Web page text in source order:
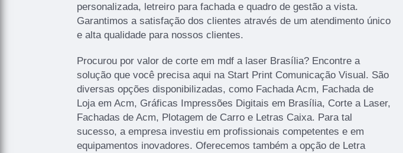
personalizada, letreiro para fachada e quadro de gestão a vista.
Garantimos a satisfação dos clientes através de um atendimento único
e alta qualidade para nossos clientes.
Procurou por valor de corte em mdf a laser Brasília? Encontre a
solução que você precisa aqui na Start Print Comunicação Visual. São
diversas opções disponibilizadas, como Fachada Acm, Fachada de
Loja em Acm, Gráficas Impressões Digitais em Brasília, Corte a Laser,
Fachadas de Acm, Plotagem de Carro e Letras Caixa. Para tal
sucesso, a empresa investiu em profissionais competentes e em
equipamentos inovadores. Oferecemos também a opção de Letra